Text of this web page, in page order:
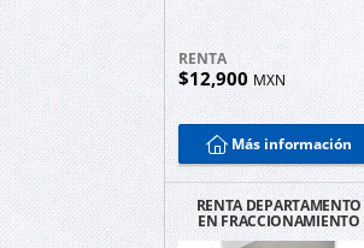
RENTA
$12,900MXN
Más información
RENTA DEPARTAMENTO
EN FRACCIONAMIENTO
LAS AMERICAS